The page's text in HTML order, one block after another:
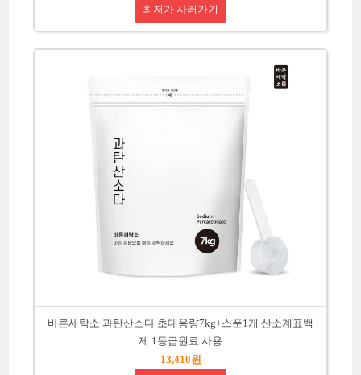
최저가 사러가기
바른세탁소 과탄산소다 초대용량7kg+스푼1개 산소계표백
제 1등급원료 사용
13,410원